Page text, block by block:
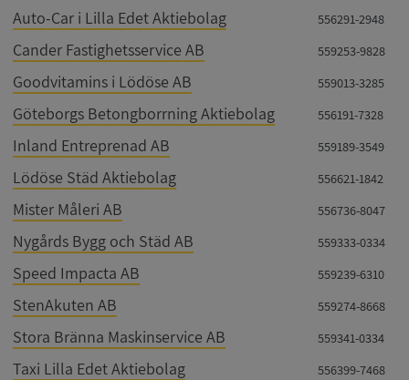
Auto-Car i Lilla Edet Aktiebolag 556291-2948
Cander Fastighetsservice AB 559253-9828
Goodvitamins i Lödöse AB 559013-3285
Göteborgs Betongborrning Aktiebolag 556191-7328
Inland Entreprenad AB 559189-3549
Lödöse Städ Aktiebolag 556621-1842
Mister Måleri AB 556736-8047
Nygårds Bygg och Städ AB 559333-0334
Speed Impacta AB 559239-6310
StenAkuten AB 559274-8668
Stora Bränna Maskinservice AB 559341-0334
Taxi Lilla Edet Aktiebolag 556399-7468